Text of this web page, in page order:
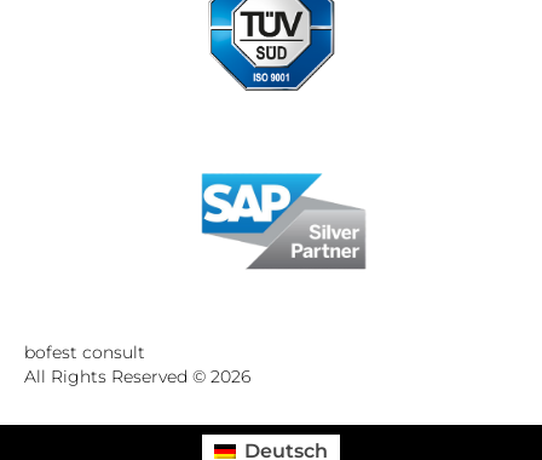
bofest consult
All Rights Reserved © 2026
Deutsch